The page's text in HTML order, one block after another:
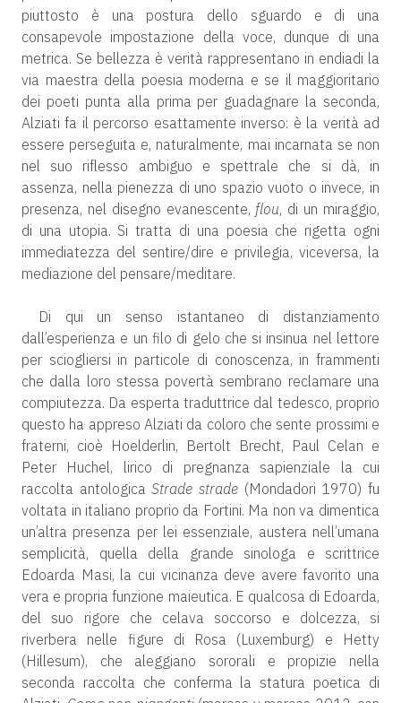
piuttosto è una postura dello sguardo e di una
consapevole impostazione della voce, dunque di una
metrica. Se bellezza è verità rappresentano in endiadi la
via maestra della poesia moderna e se il maggioritario
dei poeti punta alla prima per guadagnare la seconda,
Alziati fa il percorso esattamente inverso: è la verità ad
essere perseguita e, naturalmente, mai incarnata se non
nel suo riflesso ambiguo e spettrale che si dà, in
assenza, nella pienezza di uno spazio vuoto o invece, in
presenza, nel disegno evanescente, flou, di un miraggio,
di una utopia. Si tratta di una poesia che rigetta ogni
immediatezza del sentire/dire e privilegia, viceversa, la
mediazione del pensare/meditare.
Di qui un senso istantaneo di distanziamento
dall’esperienza e un filo di gelo che si insinua nel lettore
per sciogliersi in particole di conoscenza, in frammenti
che dalla loro stessa povertà sembrano reclamare una
compiutezza. Da esperta traduttrice dal tedesco, proprio
questo ha appreso Alziati da coloro che sente prossimi e
fraterni, cioè Hoelderlin, Bertolt Brecht, Paul Celan e
Peter Huchel, lirico di pregnanza sapienziale la cui
raccolta antologicaStrade strade (Mondadori 1970) fu
voltata in italiano proprio da Fortini. Ma non va dimentica
un’altra presenza per lei essenziale, austera nell’umana
semplicità, quella della grande sinologa e scrittrice
Edoarda Masi, la cui vicinanza deve avere favorito una
vera e propria funzione maieutica. E qualcosa di Edoarda,
del suo rigore che celava soccorso e dolcezza, si
riverbera nelle figure di Rosa (Luxemburg) e Hetty
(Hillesum), che aleggiano sororali e propizie nella
seconda raccolta che conferma la statura poetica di